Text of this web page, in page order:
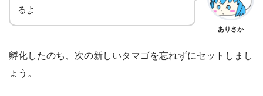
るよ
ありさか
孵化したのち、次の新しいタマゴを忘れずにセットしまし
ょう。